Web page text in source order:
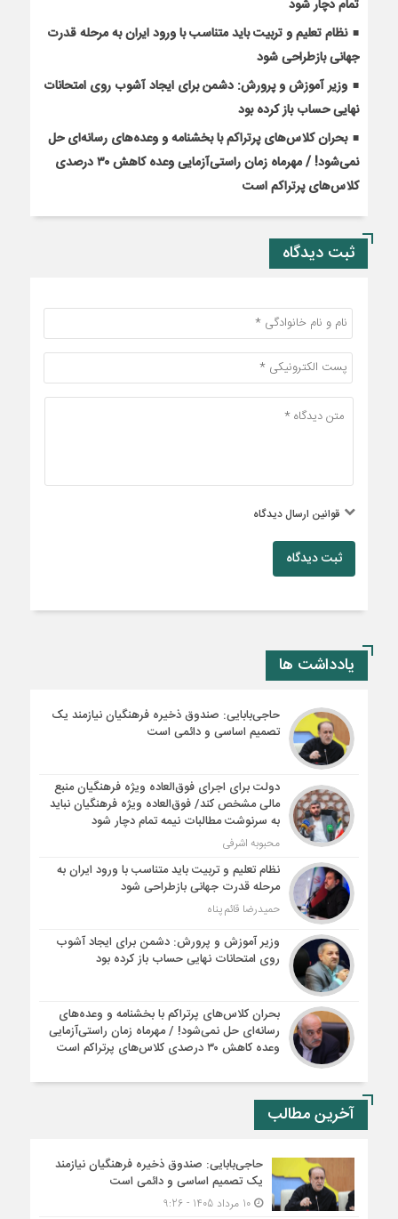
تمام دچار شود
نظام تعلیم و تربیت باید متناسب با ورود ایران به مرحله قدرت
جهانی بازطراحی شود
وزیر آموزش و پرورش: دشمن برای ایجاد آشوب روی امتحانات
نهایی حساب باز کرده بود
بحران کلاس‌های پرتراکم با بخشنامه و وعده‌های رسانه‌ای حل
نمی‌شود! / مهرماه زمان راستی‌آزمایی وعده کاهش ۳۰ درصدی
کلاس‌های پرتراکم است
ثبت دیدگاه
قوانین ارسال دیدگاه
ثبت دیدگاه
یادداشت ها
حاجی‌بابایی: صندوق ذخیره فرهنگیان نیازمند یک
تصمیم اساسی و دائمی است
دولت برای اجرای فوق‌العاده ویژه فرهنگیان منبع
مالی مشخص کند/ فوق‌العاده ویژه فرهنگیان نباید
به سرنوشت مطالبات نیمه‌ تمام دچار شود
محبوبه اشرفی
نظام تعلیم و تربیت باید متناسب با ورود ایران به
مرحله قدرت جهانی بازطراحی شود
حمیدرضا قائم پناه
وزیر آموزش و پرورش: دشمن برای ایجاد آشوب
روی امتحانات نهایی حساب باز کرده بود
بحران کلاس‌های پرتراکم با بخشنامه و وعده‌های
رسانه‌ای حل نمی‌شود! / مهرماه زمان راستی‌آزمایی
وعده کاهش ۳۰ درصدی کلاس‌های پرتراکم است
آخرین مطالب
حاجی‌بابایی: صندوق ذخیره فرهنگیان نیازمند
یک تصمیم اساسی و دائمی است
10 مرداد 1405 - 9:26